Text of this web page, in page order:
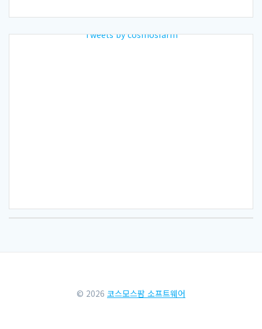
Tweets by cosmosfarm
© 2026 코스모스팜 소프트웨어